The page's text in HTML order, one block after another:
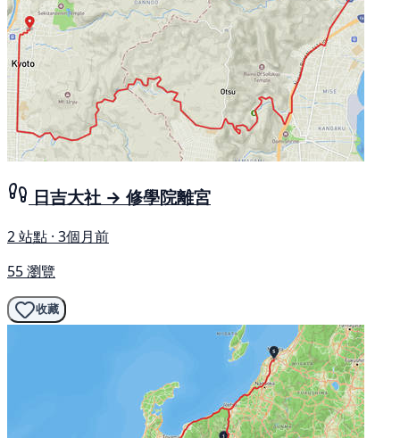
日吉大社 → 修學院離宮
2 站點 · 3個月前
55 瀏覽
收藏